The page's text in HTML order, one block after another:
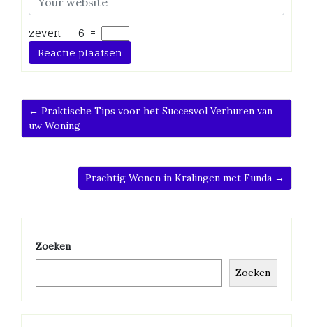
zeven − 6 =
← Praktische Tips voor het Succesvol Verhuren van
uw Woning
Prachtig Wonen in Kralingen met Funda →
Zoeken
Zoeken